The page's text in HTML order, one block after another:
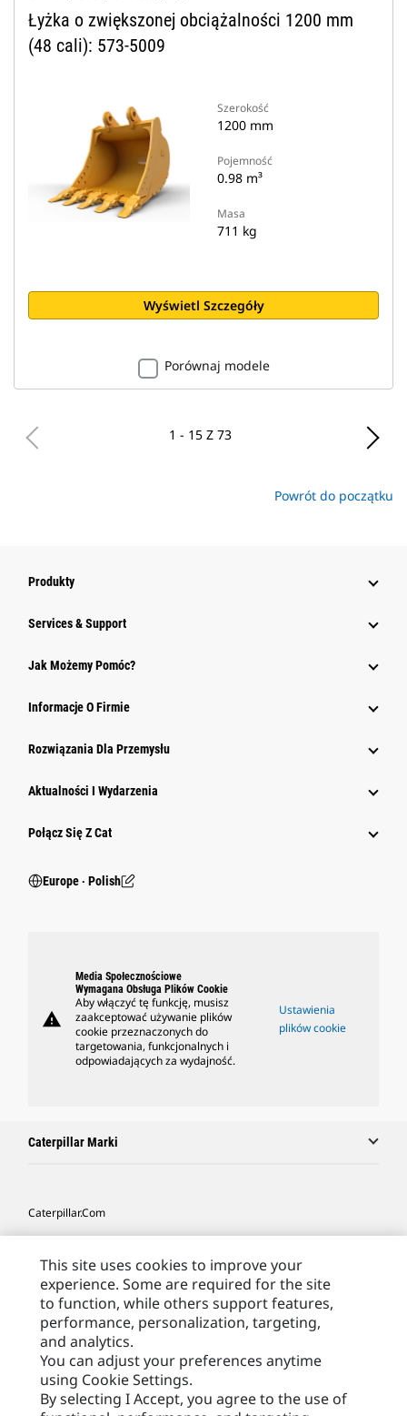
Łyżka o zwiększonej obciążalności 1200 mm
(48 cali): 573-5009
Szerokość
1200 mm
Pojemność
0.98 m³
Masa
711 kg
Wyświetl Szczegóły
Porównaj modele
1 - 15 Z 73
Powrót do początku
Produkty
Services & Support
Jak Możemy Pomóc?
Informacje O Firmie
Rozwiązania Dla Przemysłu
Aktualności I Wydarzenia
Połącz Się Z Cat
Europe ‧ Polish
warning
Media Społecznościowe
Wymagana Obsługa Plików Cookie
Aby włączyć tę funkcję, musisz
zaakceptować używanie plików
cookie przeznaczonych do
targetowania, funkcjonalnych i
odpowiadających za wydajność.
Ustawienia
plików cookie
Caterpillar Marki
Caterpillar.com
Caterpillar Kontakt
Moje Preferencje Marketingowe
Site Map
Cookie Settings
Legal
This site uses cookies to improve your
experience. Some are required for the site
to function, while others support features,
performance, personalization, targeting,
and analytics.
You can adjust your preferences anytime
using Cookie Settings.
By selecting I Accept, you agree to the use of